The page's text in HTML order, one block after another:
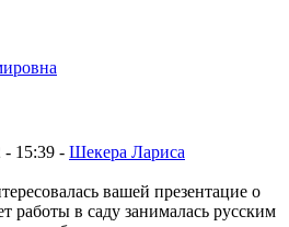
- 15:39 - Шекера Лариса
вашей презентацие о
работы в саду занималась русским